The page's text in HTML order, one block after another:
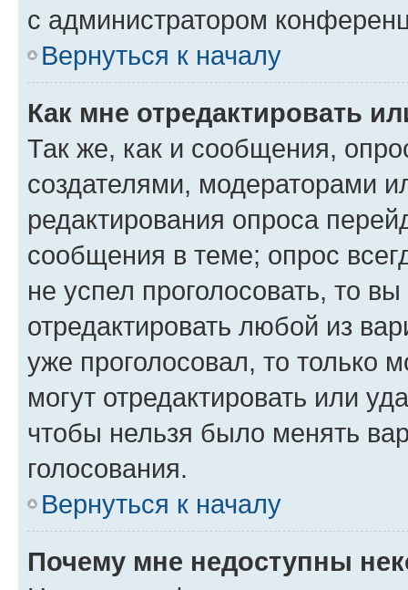
с администратором
Вернуться к началу
Как мне отредактировать
Так же, как и сообщения,
создателями, модераторами
редактирования опроса
сообщения в теме; опрос
не успел проголосовать, то
отредактировать любой из
уже проголосовал, то только
могут отредактировать или
чтобы нельзя было менять
голосования.
Вернуться к началу
Почему мне недоступны